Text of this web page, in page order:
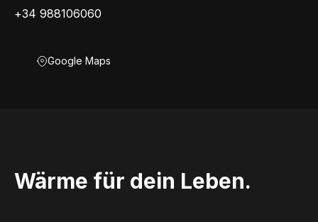
+34 988106060
Google Maps
Wärme für dein Leben.